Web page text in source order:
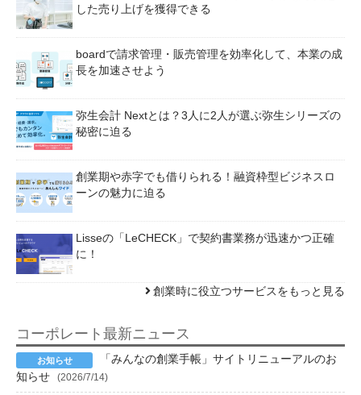
した売り上げを獲得できる
boardで請求管理・販売管理を効率化して、本業の成
長を加速させよう
弥生会計 Nextとは？3人に2人が選ぶ弥生シリーズの
秘密に迫る
創業期や赤字でも借りられる！融資枠型ビジネスロ
ーンの魅力に迫る
Lisseの「LeCHECK」で契約書業務が迅速かつ正確
に！
創業時に役立つサービスをもっと見る
コーポレート最新ニュース
「みんなの創業手帳」サイトリニューアルのお
知らせ
(2026/7/14)